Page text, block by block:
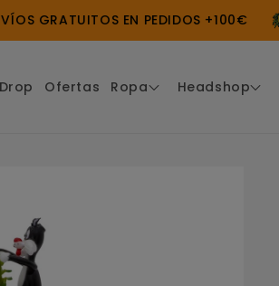
GRATUITOS EN PEDIDOS +100€
Ofertas Ropa Headshop